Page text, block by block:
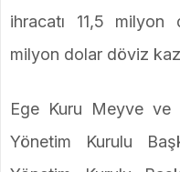
ihracatı 11,5
milyon dolar döviz
Ege Kuru Meyve ve
Yönetim Kurulu